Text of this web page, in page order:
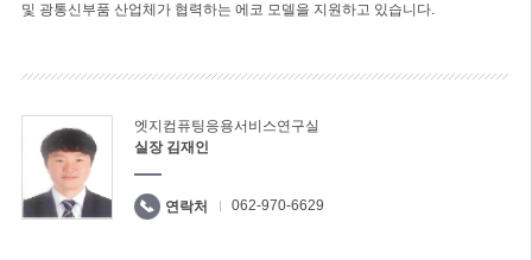
및 광통신부품 산업체가 협력하는 에코 모델을 지원하고 있습니다.
엣지컴퓨팅응용서비스연구실
실장 김재인
연락처 062-970-6629